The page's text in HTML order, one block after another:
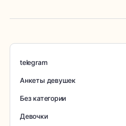
telegram
Анкеты девушек
Без категории
Девочки